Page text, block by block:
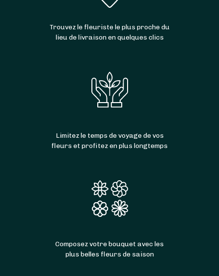
Trouvez le fleuriste le plus proche du
lieu de livraison en quelques clics
Limitez le temps de voyage de vos
fleurs et profitez en plus longtemps
Composez votre bouquet avec les
plus belles fleurs de saison